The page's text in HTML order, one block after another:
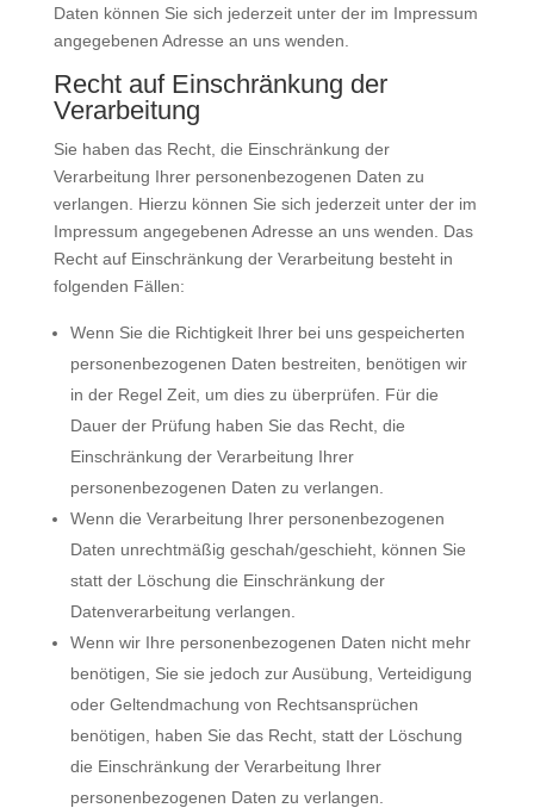
Daten können Sie sich jederzeit unter der im Impressum
angegebenen Adresse an uns wenden.
Recht auf Einschränkung der
Verarbeitung
Sie haben das Recht, die Einschränkung der
Verarbeitung Ihrer personenbezogenen Daten zu
verlangen. Hierzu können Sie sich jederzeit unter der im
Impressum angegebenen Adresse an uns wenden. Das
Recht auf Einschränkung der Verarbeitung besteht in
folgenden Fällen:
Wenn Sie die Richtigkeit Ihrer bei uns gespeicherten
personenbezogenen Daten bestreiten, benötigen wir
in der Regel Zeit, um dies zu überprüfen. Für die
Dauer der Prüfung haben Sie das Recht, die
Einschränkung der Verarbeitung Ihrer
personenbezogenen Daten zu verlangen.
Wenn die Verarbeitung Ihrer personenbezogenen
Daten unrechtmäßig geschah/geschieht, können Sie
statt der Löschung die Einschränkung der
Datenverarbeitung verlangen.
Wenn wir Ihre personenbezogenen Daten nicht mehr
benötigen, Sie sie jedoch zur Ausübung, Verteidigung
oder Geltendmachung von Rechtsansprüchen
benötigen, haben Sie das Recht, statt der Löschung
die Einschränkung der Verarbeitung Ihrer
personenbezogenen Daten zu verlangen.